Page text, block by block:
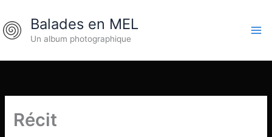
au
contenu
Balades en MEL
Un album photographique
Récit